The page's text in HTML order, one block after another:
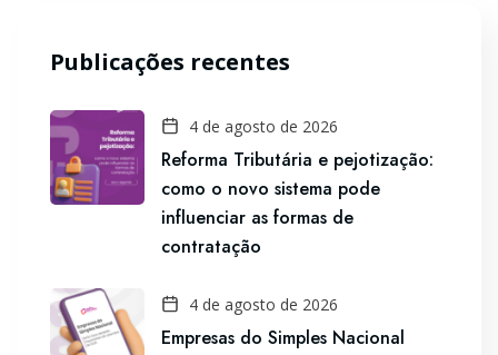
Publicações recentes
4 de agosto de 2026
Reforma Tributária e pejotização:
como o novo sistema pode
influenciar as formas de
contratação
4 de agosto de 2026
Empresas do Simples Nacional